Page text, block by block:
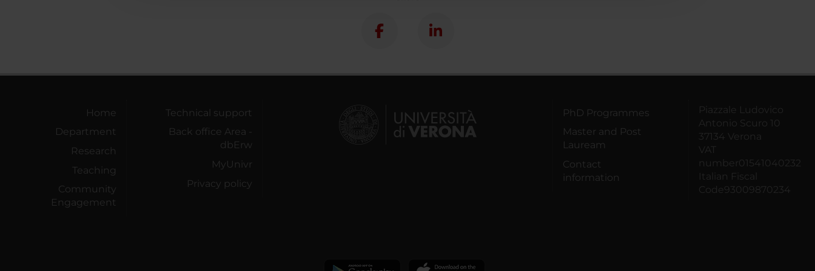
Home
Department
Research
Teaching
Community
Engagement
Technical support
Back office Area -
dbErw
MyUnivr
Privacy policy
PhD Programmes
Master and Post
Lauream
Contact
information
Piazzale Ludovico
Antonio Scuro 10
37134 Verona
VAT
number01541040232
Italian Fiscal
Code93009870234